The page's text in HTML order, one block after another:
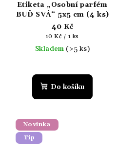
Etiketa „Osobní parfém
BUĎ SVÁ“ 5x5 cm (4 ks)
40 Kč
Měrná
cena:
10 Kč / 1 ks
Skladem (>5 ks)
Do košíku
Novinka
Tip